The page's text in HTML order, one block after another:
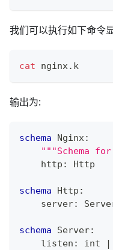
我们可以执行如下命令
cat nginx.k
输出为:
schema Nginx:
"""Schema
    http
: Http
schema Http :
    server
:
schema Server:
    listen
: int |